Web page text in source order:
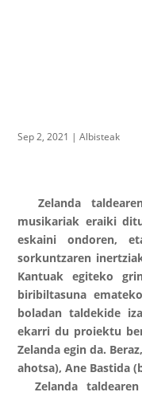
Sep 2, 2021 |Albisteak
Zelanda
musikariak eraiki
eskaini ondoren,
sorkuntzaren
Kantuak egiteko
biribiltasuna
boladan taldekide
ekarri du proiektu
Zelanda egin da.
ahotsa), Ane Bastida
Zelanda taldearen